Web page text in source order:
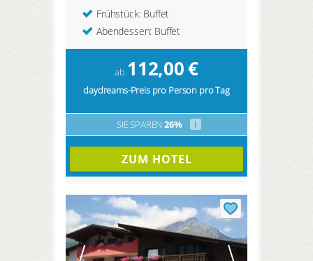
Frühstück: Buffet
Abendessen: Buffet
ab 112,00€
daydreams-Preis pro Person pro Tag
SIE SPAREN 26% i
ZUM HOTEL